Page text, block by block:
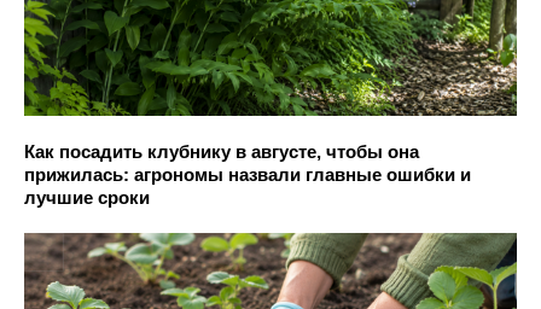
Как посадить клубнику в августе, чтобы она
прижилась: агрономы назвали главные ошибки и
лучшие сроки